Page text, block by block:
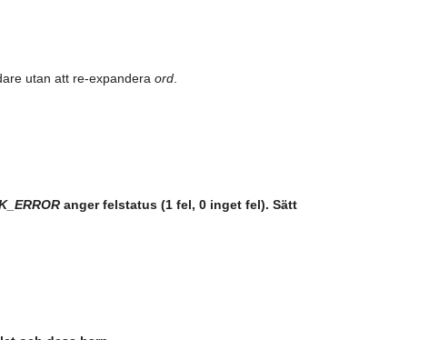
utan att re‑expanderaord
anger felstatus (1 fel, 0 inget fel). Sätt